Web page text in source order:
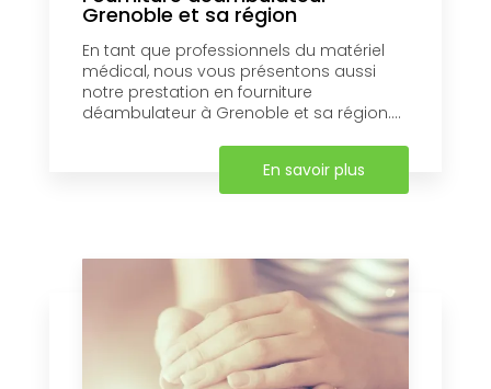
Grenoble et sa région
En tant que professionnels du matériel
médical, nous vous présentons aussi
notre prestation en fourniture
déambulateur à Grenoble et sa région....
En savoir plus